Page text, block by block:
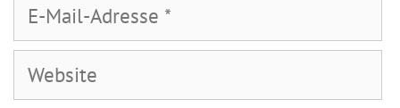
Mail-
Adresse